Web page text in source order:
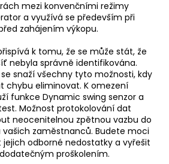
mezi konvenčními režimy
a využívá se především při
zahájením výkopu.
k tomu, že se může stát, že
nebyla správně identifikována.
se snaží všechny tyto možnosti, kdy
chybu eliminovat. K omezení
funkce Dynamic swing senzor a
Možnost protokolování dat
neocenitelnou zpětnou vazbu do
zaměstnanců. Budete moci
odborné nedostatky a vyřešit
proškolením.